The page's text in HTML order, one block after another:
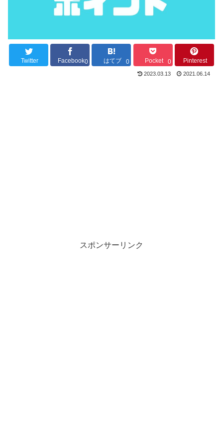
Twitter Facebook0 はてブ 0 Pocket 0 Pinterest
2023.03.13 2021.06.14
スポンサーリンク